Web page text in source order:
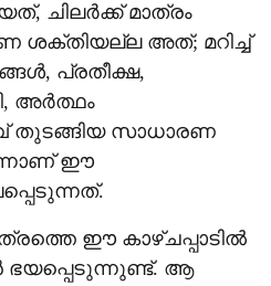
ചിലര്‍ക്ക് മാത്രം
ശക്തിയല്ല അത്; മറിച്ച്
പ്രതീക്ഷ,
അര്‍ത്ഥം
തുടങ്ങിയ സാധാരണ
ഈ
ഈ കാഴ്ചപ്പാടില്‍
ആ